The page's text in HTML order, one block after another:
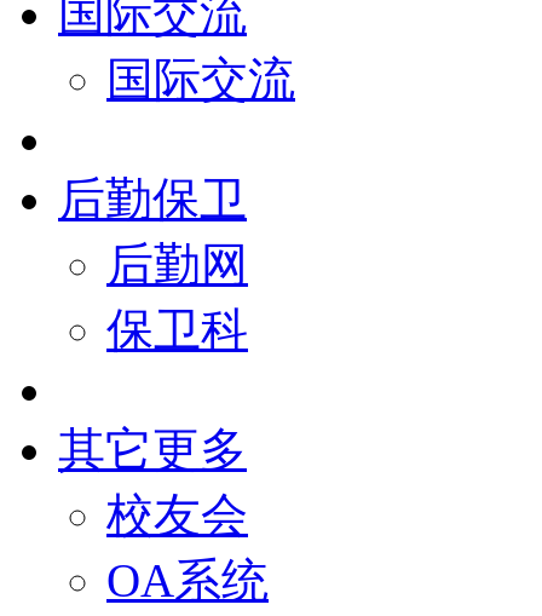
国际交流
国际交流
后勤保卫
后勤网
保卫科
其它更多
校友会
OA系统